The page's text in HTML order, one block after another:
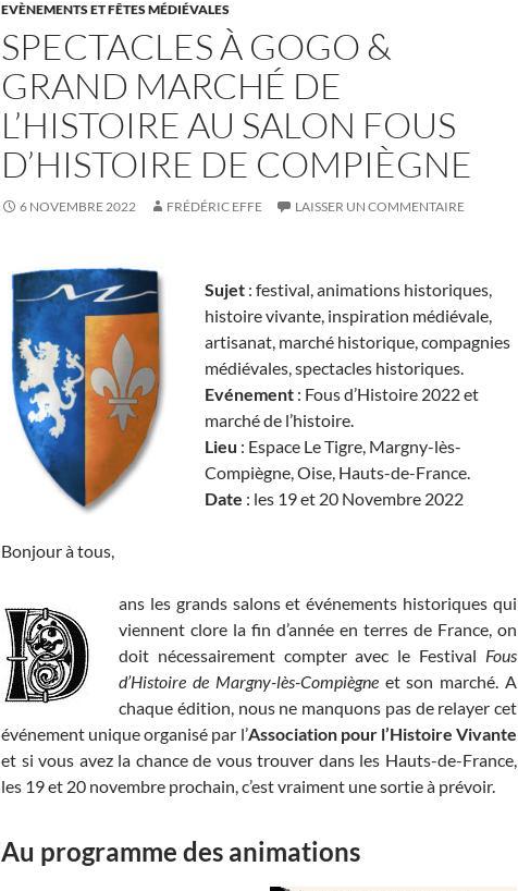
EVÈNEMENTS ET FÊTES MÉDIÉVALES
SPECTACLES À GOGO &
GRAND MARCHÉ DE
L’HISTOIRE AU SALON FOUS
D’HISTOIRE DE COMPIÈGNE
6 NOVEMBRE 2022 FRÉDÉRIC EFFE LAISSER UN COMMENTAIRE
Sujet : festival, animations historiques,
histoire vivante, inspiration médiévale,
artisanat, marché historique, compagnies
médiévales, spectacles historiques.
Evénement : Fous d’Histoire 2022 et
marché de l’histoire.
Lieu : Espace Le Tigre, Margny-lès-
Compiègne, Oise, Hauts-de-France.
Date : les 19 et 20 Novembre 2022
Bonjour à tous,
ans les grands salons et événements historiques qui
viennent clore la fin d’année en terres de France, on
doit nécessairement compter avec le Festival Fous
d’Histoire de Margny-lès-Compiègneet son marché. A
chaque édition, nous ne manquons pas de relayer cet
événement unique organisé par l’Association pour l’Histoire Vivante
et si vous avez la chance de vous trouver dans les Hauts-de-France,
les 19 et 20 novembre prochain, c’est vraiment une sortie à prévoir.
Au programme des animations